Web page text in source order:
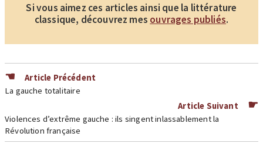
Si vous aimez ces articles ainsi que la littérature
classique, découvrez mes ouvrages publiés.
Article Précédent
La gauche totalitaire
Article Suivant
Violences d’extrême gauche : ils singent inlassablement la
Révolution française